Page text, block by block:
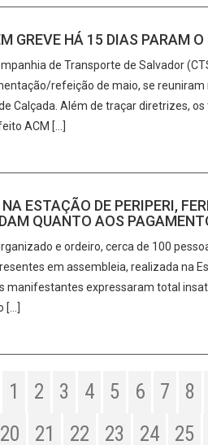
GREVE HÁ 15 DIAS PARAM
de Transporte de Salvador
refeição de maio, se
Calçada. Além de traçar diretrizes,
ACM […]
ESTAÇÃO DE PERIPERI,
QUANTO AOS
e ordeiro, cerca de 100
em assembleia, realizada na
manifestantes expressaram total
1 2 3 4 5 6 7 8
20 21 22 23 24 25